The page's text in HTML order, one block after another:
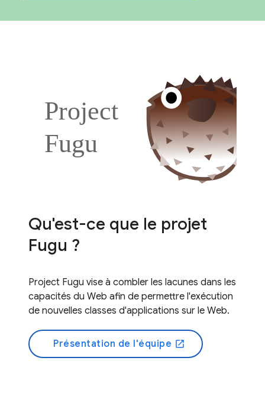
Qu'est-ce que le projet
Fugu ?
Project Fugu vise à combler les lacunes dans les
capacités du Web afin de permettre l'exécution
de nouvelles classes d'applications sur le Web.
Présentation de l'équipe open_in_new